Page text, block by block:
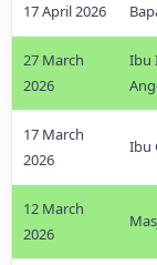
17 April 2026
27 March
2026
Ibu
17 March
2026
Ibu
12 March
2026